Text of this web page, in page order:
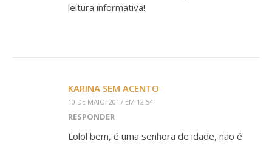
leitura informativa!
KARINA SEM ACENTO
10 DE MAIO, 2017 EM 12:54
RESPONDER
Lolol bem, é uma senhora de idade, não é